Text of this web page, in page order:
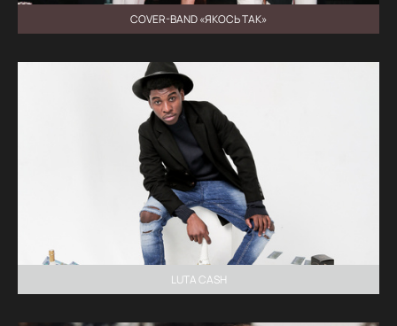
COVER-BAND «ЯКОСЬ ТАК»
LUTA CASH